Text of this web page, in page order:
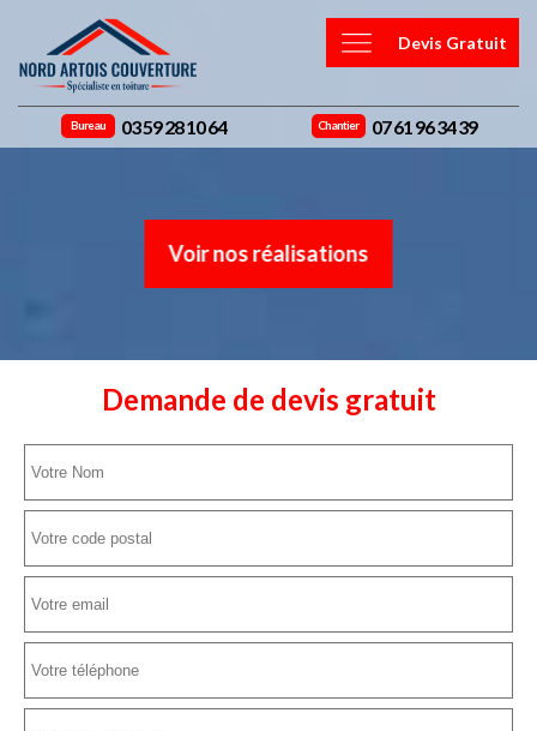
Devis Gratuit
Bureau 03 59 28 10 64 Chantier 07 61 96 34 39
Voir nos réalisations
Demande de devis gratuit